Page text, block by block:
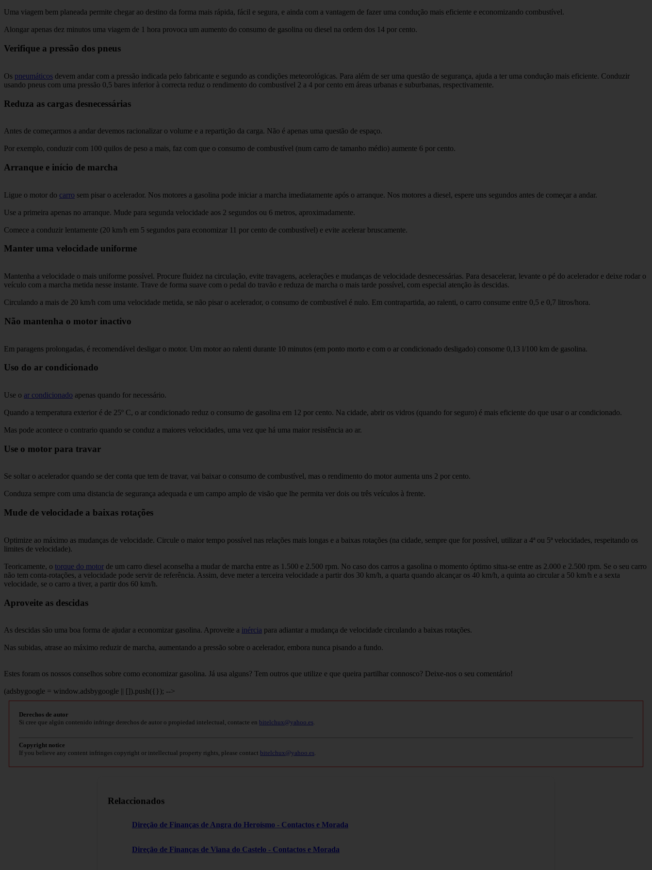
Uma viagem bem planeada permite chegar ao destino da forma mais rápida, fácil e segura, e ainda com a vantagem de fazer uma condução mais eficiente e economizando combustível.
Alongar apenas dez minutos uma viagem de 1 hora provoca um aumento do consumo de gasolina ou diesel na ordem dos 14 por cento.
Verifique a pressão dos pneus
Os pneumáticos devem andar com a pressão indicada pelo fabricante e segundo as condições meteorológicas. Para além de ser uma questão de segurança, ajuda a ter uma condução mais eficiente. Conduzir
usando pneus com uma pressão 0,5 bares inferior à correcta reduz o rendimento do combustível 2 a 4 por cento em áreas urbanas e suburbanas, respectivamente.
Reduza as cargas desnecessárias
Antes de começarmos a andar devemos racionalizar o volume e a repartição da carga. Não é apenas uma questão de espaço.
Por exemplo, conduzir com 100 quilos de peso a mais, faz com que o consumo de combustível (num carro de tamanho médio) aumente 6 por cento.
Arranque e início de marcha
Ligue o motor do carro sem pisar o acelerador. Nos motores a gasolina pode iniciar a marcha imediatamente após o arranque. Nos motores a diesel, espere uns segundos antes de começar a andar.
Use a primeira apenas no arranque. Mude para segunda velocidade aos 2 segundos ou 6 metros, aproximadamente.
Comece a conduzir lentamente (20 km/h em 5 segundos para economizar 11 por cento de combustível) e evite acelerar bruscamente.
Manter uma velocidade uniforme
Mantenha a velocidade o mais uniforme possível. Procure fluidez na circulação, evite travagens, acelerações e mudanças de velocidade desnecessárias. Para desacelerar, levante o pé do acelerador e deixe rodar o
veículo com a marcha metida nesse instante. Trave de forma suave com o pedal do travão e reduza de marcha o mais tarde possível, com especial atenção às descidas.
Circulando a mais de 20 km/h com uma velocidade metida, se não pisar o acelerador, o consumo de combustível é nulo. Em contrapartida, ao ralenti, o carro consume entre 0,5 e 0,7 litros/hora.
Não mantenha o motor inactivo
Em paragens prolongadas, é recomendável desligar o motor. Um motor ao ralenti durante 10 minutos (em ponto morto e com o ar condicionado desligado) consome 0,13 l/100 km de gasolina.
Uso do ar condicionado
Use o ar condicionado apenas quando for necessário.
Quando a temperatura exterior é de 25º C, o ar condicionado reduz o consumo de gasolina em 12 por cento. Na cidade, abrir os vidros (quando for seguro) é mais eficiente do que usar o ar condicionado.
Mas pode acontece o contrario quando se conduz a maiores velocidades, uma vez que há uma maior resistência ao ar.
Use o motor para travar
Se soltar o acelerador quando se der conta que tem de travar, vai baixar o consumo de combustível, mas o rendimento do motor aumenta uns 2 por cento.
Conduza sempre com uma distancia de segurança adequada e um campo amplo de visão que lhe permita ver dois ou três veículos à frente.
Mude de velocidade a baixas rotações
Optimize ao máximo as mudanças de velocidade. Circule o maior tempo possível nas relações mais longas e a baixas rotações (na cidade, sempre que for possível, utilizar a 4ª ou 5ª velocidades, respeitando os
limites de velocidade).
Teoricamente, o torque do motor de um carro diesel aconselha a mudar de marcha entre as 1.500 e 2.500 rpm. No caso dos carros a gasolina o momento óptimo situa-se entre as 2.000 e 2.500 rpm. Se o seu carro
não tem conta-rotações, a velocidade pode servir de referência. Assim, deve meter a terceira velocidade a partir dos 30 km/h, a quarta quando alcançar os 40 km/h, a quinta ao circular a 50 km/h e a sexta
velocidade, se o carro a tiver, a partir dos 60 km/h.
Aproveite as descidas
As descidas são uma boa forma de ajudar a economizar gasolina. Aproveite a inércia para adiantar a mudança de velocidade circulando a baixas rotações.
Nas subidas, atrase ao máximo reduzir de marcha, aumentando a pressão sobre o acelerador, embora nunca pisando a fundo.
Estes foram os nossos conselhos sobre como economizar gasolina. Já usa alguns? Tem outros que utilize e que queira partilhar connosco? Deixe-nos o seu comentário!
(adsbygoogle = window.adsbygoogle || []).push({}); -->
Derechos de autor
Si cree que algún contenido infringe derechos de autor o propiedad intelectual, contacte en bitelchux@yahoo.es.
Copyright notice
If you believe any content infringes copyright or intellectual property rights, please contact bitelchux@yahoo.es.
Relaccionados
Direção de Finanças de Angra do Heroísmo - Contactos e Morada
Direção de Finanças de Viana do Castelo - Contactos e Morada